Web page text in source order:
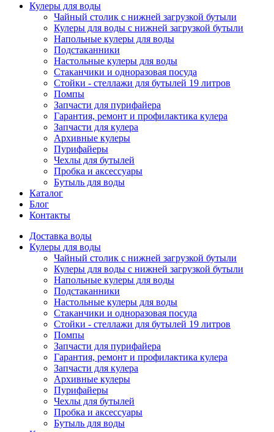
Кулеры для воды
Чайный столик с нижней загрузкой бутыли
Кулеры для воды с нижней загрузкой бутыли
Напольные кулеры для воды
Подстаканники
Настольные кулеры для воды
Стаканчики и одноразовая посуда
Стойки - стеллажи для бутылей 19 литров
Помпы
Запчасти для пурифайера
Гарантия, ремонт и профилактика кулера
Запчасти для кулера
Архивные кулеры
Пурифайеры
Чехлы для бутылей
Пробка и аксессуары
Бутыль для воды
Каталог
Блог
Контакты
Доставка воды
Кулеры для воды
Чайный столик с нижней загрузкой бутыли
Кулеры для воды с нижней загрузкой бутыли
Напольные кулеры для воды
Подстаканники
Настольные кулеры для воды
Стаканчики и одноразовая посуда
Стойки - стеллажи для бутылей 19 литров
Помпы
Запчасти для пурифайера
Гарантия, ремонт и профилактика кулера
Запчасти для кулера
Архивные кулеры
Пурифайеры
Чехлы для бутылей
Пробка и аксессуары
Бутыль для воды